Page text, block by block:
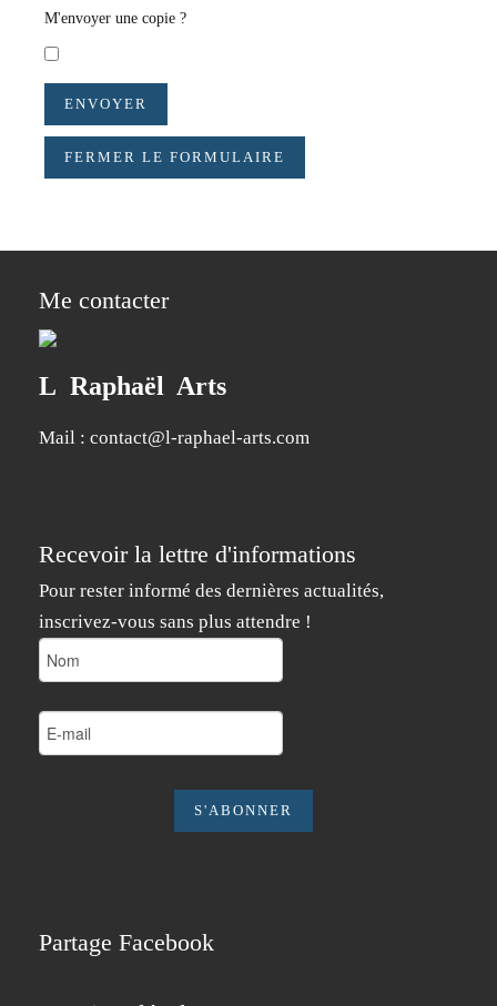
M'envoyer une copie ?
ENVOYER
FERMER LE FORMULAIRE
Me contacter
L Raphaël Arts
Mail : contact@l-raphael-arts.com
Recevoir la lettre d'informations
Pour rester informé des dernières actualités,
inscrivez-vous sans plus attendre !
Partage Facebook